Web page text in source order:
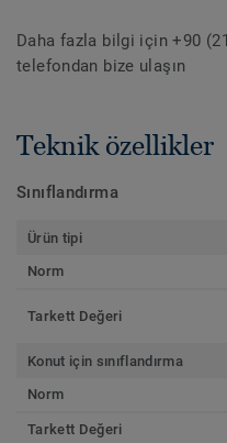
Daha fazla bilgi için +90
telefondan bize ulaşın
Teknik özellikler
Sınıflandırma
Ürün tipi
Norm
Tarkett Değeri
Konut için sınıflandırma
Norm
Tarkett Değeri